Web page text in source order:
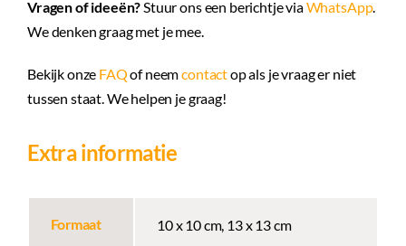
Vragen of ideeën? Stuur ons een berichtje viaWhatsApp.
We denken graag met je mee.
Bekijk onze FAQof neemcontactop als je vraag er niet
tussen staat. We helpen je graag!
Extra informatie
Formaat 10 x 10 cm, 13 x 13 cm